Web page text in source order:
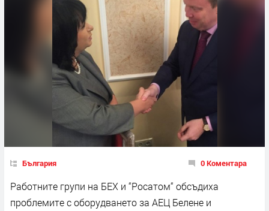
България 0 Коментара
Работните групи на БЕХ и “Росатом“ обсъдиха
проблемите с оборудването за АЕЦ Белене и